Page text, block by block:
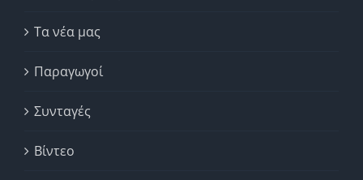
Τα νέα μας
Παραγωγοί
Συνταγές
Βίντεο